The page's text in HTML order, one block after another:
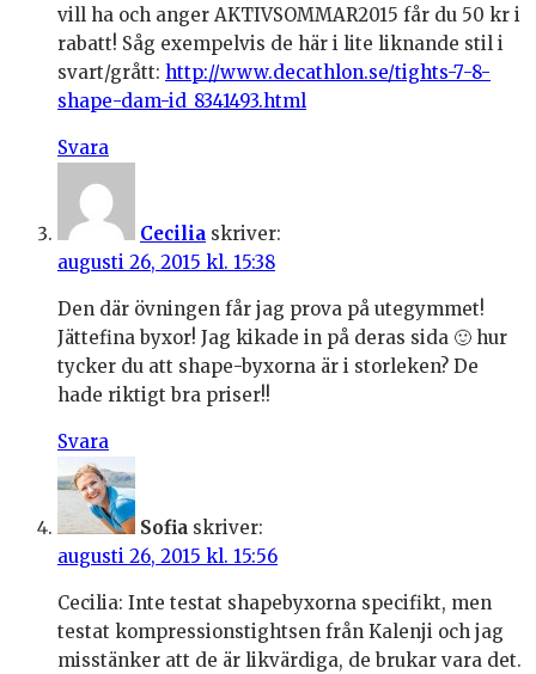
vill ha och anger AKTIVSOMMAR2015 får du 50 kr i
rabatt! Såg exempelvis de här i lite liknande stil i
svart/grått: http://www.decathlon.se/tights-7-8-
shape-dam-id_8341493.html
Svara
Cecilia skriver:
augusti 26, 2015 kl. 15:38
Den där övningen får jag prova på utegymmet!
Jättefina byxor! Jag kikade in på deras sida 🙂 hur
tycker du att shape-byxorna är i storleken? De
hade riktigt bra priser!!
Svara
Sofia skriver:
augusti 26, 2015 kl. 15:56
Cecilia: Inte testat shapebyxorna specifikt, men
testat kompressionstightsen från Kalenji och jag
misstänker att de är likvärdiga, de brukar vara det.